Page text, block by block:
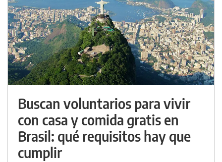
Buscan voluntarios para vivir
con casa y comida gratis en
Brasil: qué requisitos hay que
cumplir